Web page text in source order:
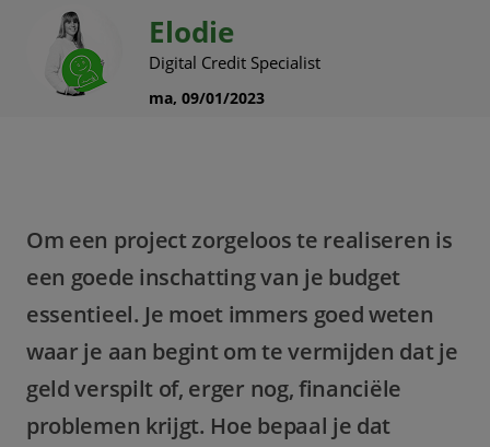
Elodie
Digital Credit Specialist
ma, 09/01/2023
Om een project zorgeloos te realiseren is
een goede inschatting van je budget
essentieel. Je moet immers goed weten
waar je aan begint om te vermijden dat je
geld verspilt of, erger nog, financiële
problemen krijgt. Hoe bepaal je dat